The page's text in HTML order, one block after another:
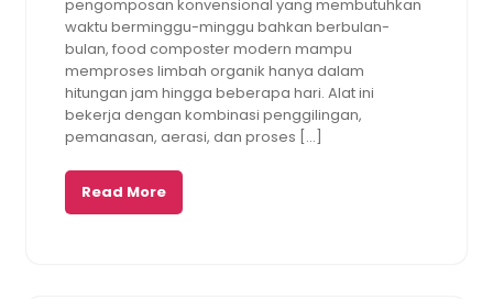
pengomposan konvensional yang membutuhkan
waktu berminggu-minggu bahkan berbulan-
bulan, food composter modern mampu
memproses limbah organik hanya dalam
hitungan jam hingga beberapa hari. Alat ini
bekerja dengan kombinasi penggilingan,
pemanasan, aerasi, dan proses […]
Read More